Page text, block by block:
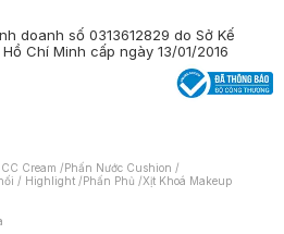
doanh số 0313612829 do Sở Kế
Chí Minh cấp ngày 13/01/2016
Cream /Phấn Nước Cushion /
/ Highlight /Phấn Phủ /Xịt Khoá Makeup